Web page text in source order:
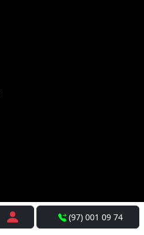
(97) 001 09 74